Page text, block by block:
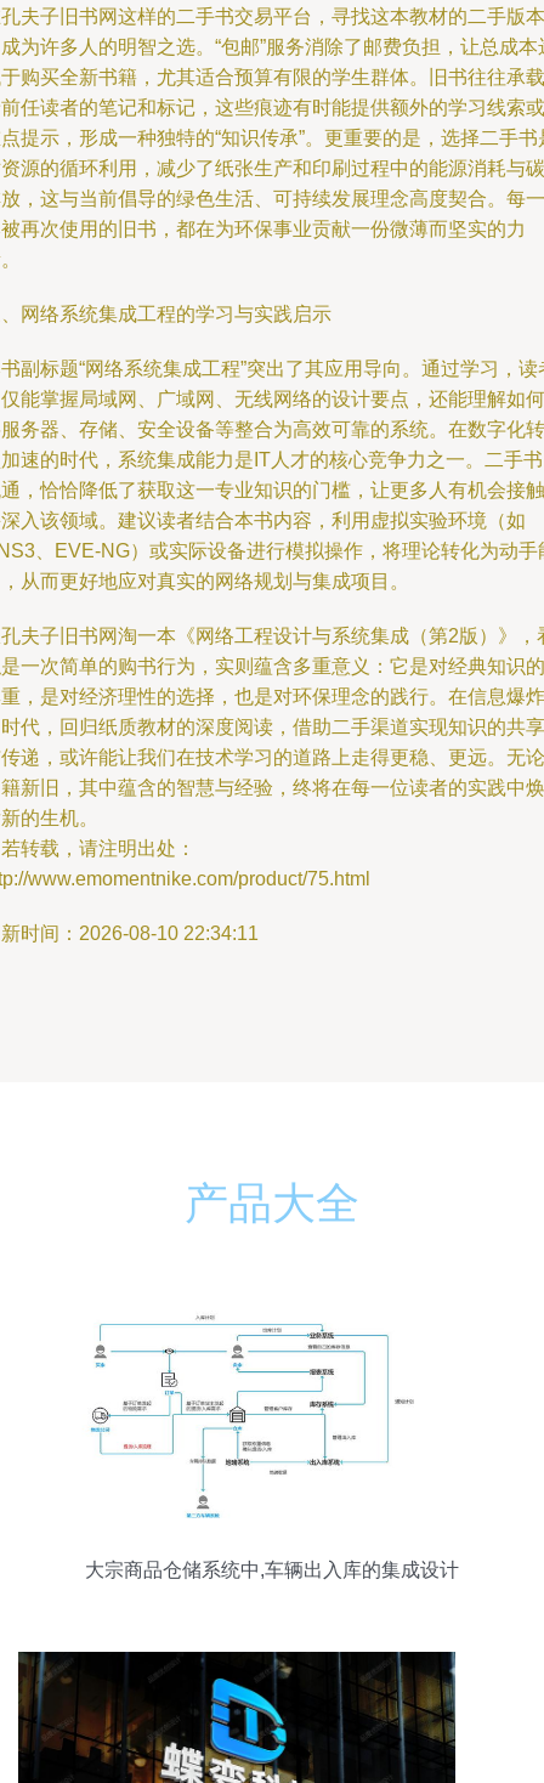
夫子旧书网这样的二手书交易平台，寻找这本教材的二手版本
为许多人的明智之选。“包邮”服务消除了邮费负担，让总成本
购买全新书籍，尤其适合预算有限的学生群体。旧书往往承载
任读者的笔记和标记，这些痕迹有时能提供额外的学习线索或
提示，形成一种独特的“知识传承”。更重要的是，选择二手书
源的循环利用，减少了纸张生产和印刷过程中的能源消耗与碳
，这与当前倡导的绿色生活、可持续发展理念高度契合。每一
再次使用的旧书，都在为环保事业贡献一份微薄而坚实的力
网络系统集成工程的学习与实践启示
副标题“网络系统集成工程”突出了其应用导向。通过学习，读
能掌握局域网、广域网、无线网络的设计要点，还能理解如何
务器、存储、安全设备等整合为高效可靠的系统。在数字化转
速的时代，系统集成能力是IT人才的核心竞争力之一。二手
，恰恰降低了获取这一专业知识的门槛，让更多人有机会接触
入该领域。建议读者结合本书内容，利用虚拟实验环境（如
、EVE-NG）或实际设备进行模拟操作，将理论转化为动手
从而更好地应对真实的网络规划与集成项目。
夫子旧书网淘一本《网络工程设计与系统集成（第2版）》，
一次简单的购书行为，实则蕴含多重意义：它是对经典知识的
，是对经济理性的选择，也是对环保理念的践行。在信息爆炸
代，回归纸质教材的深度阅读，借助二手渠道实现知识的共享
递，或许能让我们在技术学习的道路上走得更稳、更远。无论
新旧，其中蕴含的智慧与经验，终将在每一位读者的实践中焕
的生机。
转载，请注明出处：
www.emomentnike.com/product/75.html
时间：2026-08-10 22:34:11
产品大全
大宗商品仓储系统中,车辆出入库的集成设计